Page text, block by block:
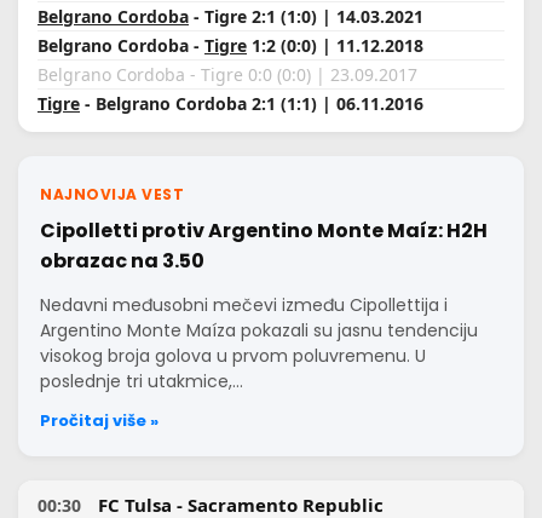
Belgrano Cordoba - Tigre 2:1 (1:0) | 14.03.2021
Belgrano Cordoba - Tigre 1:2 (0:0) | 11.12.2018
Belgrano Cordoba - Tigre 0:0 (0:0) | 23.09.2017
Tigre - Belgrano Cordoba 2:1 (1:1) | 06.11.2016
NAJNOVIJA VEST
Cipolletti protiv Argentino Monte Maíz: H2H
obrazac na 3.50
Nedavni međusobni mečevi između Cipollettija i
Argentino Monte Maíza pokazali su jasnu tendenciju
visokog broja golova u prvom poluvremenu. U
poslednje tri utakmice,…
Pročitaj više »
00:30 FC Tulsa - Sacramento Republic